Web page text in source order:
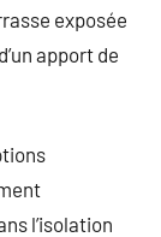
exposée
apport de
l’isolation